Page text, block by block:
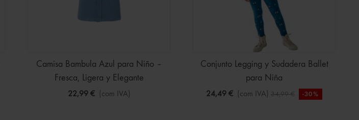
Camisa Bambula Azul para Niño –
Fresca, Ligera y Elegante
22,99 € (com IVA)
Conjunto Legging y Sudadera Ballet
para Niña
24,49 € (com IVA) 34,99 € -30%